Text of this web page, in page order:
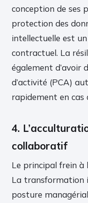
conception de ses
protection des
intellectuelle est
contractuel. La
également d’avoir
d’activité (PCA)
rapidement en cas
4.
collaboratif
Le principal frein à
La transformation
posture